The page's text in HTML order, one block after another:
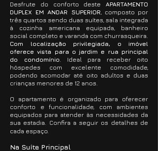
Desfrute do conforto deste APARTAMENTO
DUPLEX EM ANDAR SUPERIOR, composto por
três quartos sendo duas suítes, sala integrada
à cozinha americana equipada, banheiro
social completo e varanda com churrasqueira.
Com localização privilegiada, o imóvel
oferece vista para o jardim e rua principal
do condomínio. Ideal para receber oito
hóspedes com excelente comodidade,
podendo acomodar até oito adultos e duas
crianças menores de 12 anos.​
O apartamento é organizado para oferecer
conforto e funcionalidade, com ambientes
equipados para atender às necessidades da
sua estadia. Confira a seguir os detalhes de
cada espaço.
Na Suíte Principal